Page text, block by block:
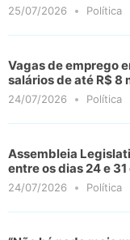
25/07/2026 Política
Vagas de emprego
salários de até R$ 8
24/07/2026 Política
Assembleia
entre os dias 24 e
24/07/2026 Política